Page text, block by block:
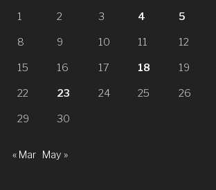
1 2 3 4 5
8 9 10 11 12
15 16 17 18 19
22 23 24 25 26
29 30
« Mar May »